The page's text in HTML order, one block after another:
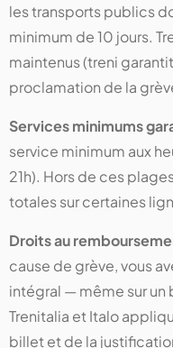
les transports publics
minimum de 10 jours.
maintenus (treni
proclamation de la
Services minimums
service minimum aux
21h). Hors de ces
totales sur certaines
Droits au
cause de grève, vous
intégral — même sur un
Trenitalia et Italo
billet et de la